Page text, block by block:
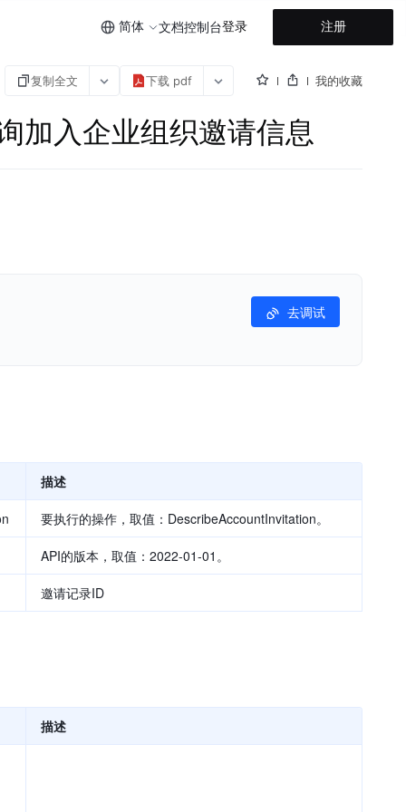
简体 文档控制台登录 注册
复制全文 下载 pdf 我的收藏
入企业组织邀请信息
去调试
描述
要执行的操作，取值：DescribeAccountInvitation。
API的版本，取值：2022-01-01。
邀请记录ID
描述